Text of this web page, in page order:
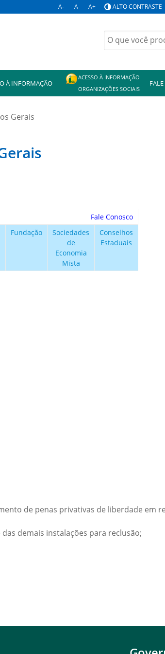
A- A A+ ALTO CONTRASTE
Buscar
por:
À INFORMAÇÃO
ACESSO À INFORMAÇÃO
ORGANIZAÇÕES SOCIAIS
Gerais
Fale Conosco
Fundação
Sociedades
de
Economia
Mista
Conselhos
Estaduais
de penas privativas de liberdade em
demais instalações para reclusão;